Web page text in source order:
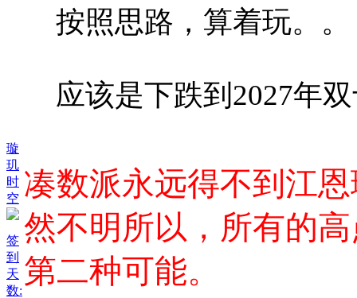
璇
玑
时
空
签
到
天
数:
按照思路，算着玩。。
应该是下跌到2027年
凑数派永远得不到江
然不明所以，所有的
第二种可能。